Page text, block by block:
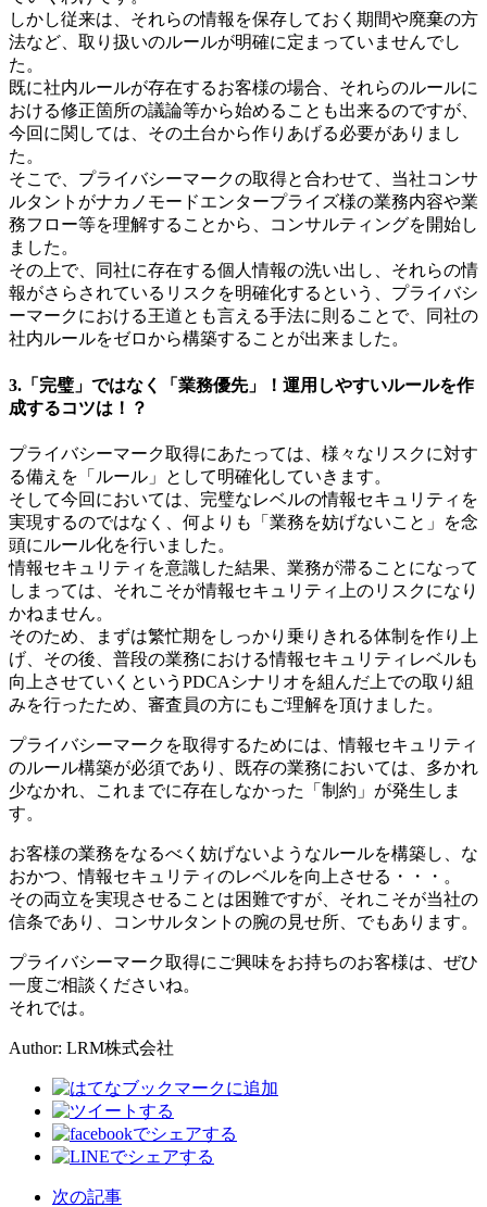
しかし従来は、それらの情報を保存しておく期間や廃棄の方
法など、取り扱いのルールが明確に定まっていませんでし
た。
既に社内ルールが存在するお客様の場合、それらのルールに
おける修正箇所の議論等から始めることも出来るのですが、
今回に関しては、その土台から作りあげる必要がありまし
た。
そこで、プライバシーマークの取得と合わせて、当社コンサ
ルタントがナカノモードエンタープライズ様の業務内容や業
務フロー等を理解することから、コンサルティングを開始し
ました。
その上で、同社に存在する個人情報の洗い出し、それらの情
報がさらされているリスクを明確化するという、プライバシ
ーマークにおける王道とも言える手法に則ることで、同社の
社内ルールをゼロから構築することが出来ました。
3.「完璧」ではなく「業務優先」！運用しやすいルールを作
成するコツは！？
プライバシーマーク取得にあたっては、様々なリスクに対す
る備えを「ルール」として明確化していきます。
そして今回においては、完璧なレベルの情報セキュリティを
実現するのではなく、何よりも「業務を妨げないこと」を念
頭にルール化を行いました。
情報セキュリティを意識した結果、業務が滞ることになって
しまっては、それこそが情報セキュリティ上のリスクになり
かねません。
そのため、まずは繁忙期をしっかり乗りきれる体制を作り上
げ、その後、普段の業務における情報セキュリティレベルも
向上させていくというPDCAシナリオを組んだ上での取り組
みを行ったため、審査員の方にもご理解を頂けました。
プライバシーマークを取得するためには、情報セキュリティ
のルール構築が必須であり、既存の業務においては、多かれ
少なかれ、これまでに存在しなかった「制約」が発生しま
す。
お客様の業務をなるべく妨げないようなルールを構築し、な
おかつ、情報セキュリティのレベルを向上させる・・・。
その両立を実現させることは困難ですが、それこそが当社の
信条であり、コンサルタントの腕の見せ所、でもあります。
プライバシーマーク取得にご興味をお持ちのお客様は、ぜひ
一度ご相談くださいね。
それでは。
Author: LRM株式会社
次の記事